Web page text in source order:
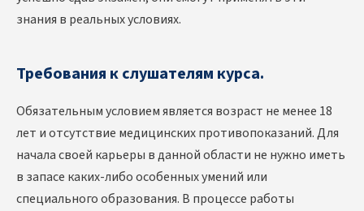
знания в реальных условиях.
Требования к слушателям курса.
Обязательным условием является возраст не менее 18
лет и отсутствие медицинских противопоказаний. Для
начала своей карьеры в данной области не нужно иметь
в запасе каких-либо особенных умений или
специального образования. В процессе работы